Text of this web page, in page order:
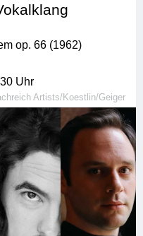
op. 66 (1962)
Uhr
Artists/Koestlin/Geiger